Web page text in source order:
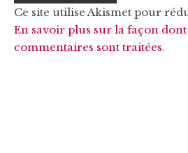
Ce site utilise Akismet pour
En savoir plus sur la façon dont
commentaires sont traitées.